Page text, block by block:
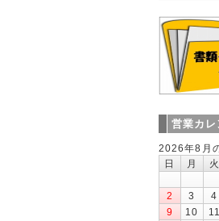
営業カ
2026年8月
日
月 火
2
3 4
9
10 11